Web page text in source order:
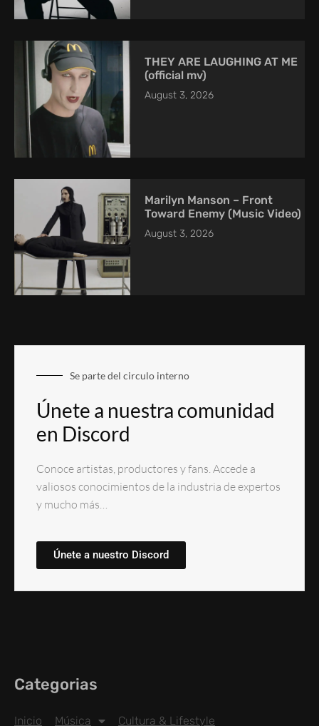
THEY ARE LAUGHING AT ME
(official mv)
August 3, 2026
Marilyn Manson – Front
Toward Enemy (Music Video)
August 3, 2026
Se parte del circulo interno
Únete a nuestra comunidad
en Discord
Conoce artistas, productores y fans. Accede a
valiosos conocimientos de la industria de expertos
y mucho más…
Únete a nuestro Discord
Categorias
Inicio Música Cultura & Lifestyle